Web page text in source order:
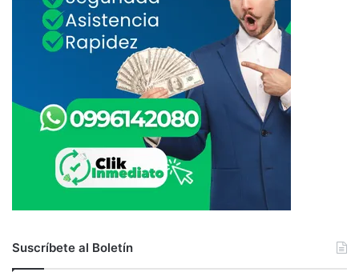
Suscríbete al Boletín